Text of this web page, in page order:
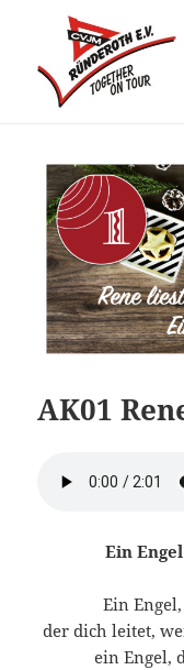
AK01
Ein Engel
Ein
der dich leitet,
ein Engel,